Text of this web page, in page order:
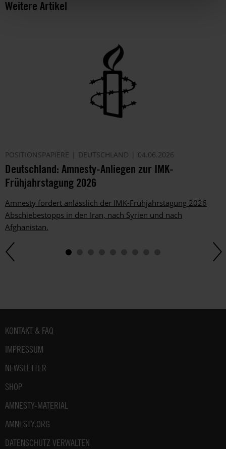
Weitere Artikel
POSITIONSPAPIERE DEUTSCHLAND 04.06.2026
Deutschland: Amnesty-Anliegen zur IMK-
Frühjahrstagung 2026
Amnesty fordert anlässlich der IMK-Frühjahrstagung 2026
Abschiebestopps in den Iran, nach Syrien und nach
Afghanistan.
Fußbereich
KONTAKT & FAQ
IMPRESSUM
NEWSLETTER
SHOP
AMNESTY-MATERIAL
AMNESTY.ORG
DATENSCHUTZ VERWALTEN